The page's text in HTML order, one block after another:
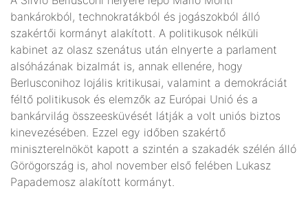
bankárokból, technokratákból és jogászokból álló
szakértői kormányt alakított. A politikusok nélküli
kabinet az olasz szenátus után elnyerte a parlament
alsóházának bizalmát is, annak ellenére, hogy
Berlusconihoz lojális kritikusai, valamint a demokráciát
féltő politikusok és elemzők az Európai Unió és a
bankárvilág összeesküvését látják a volt uniós biztos
kinevezésében. Ezzel egy időben szakértő
miniszterelnököt kapott a szintén a szakadék szélén álló
Görögország is, ahol november első felében Lukasz
Papademosz alakított kormányt.